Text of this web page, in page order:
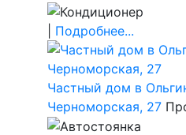
Подробнее...
Частный дом в
Черноморская, 27